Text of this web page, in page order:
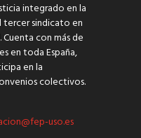
integrado en la
tercer sindicato en
con más de
en toda España,
en la
colectivos.
uso.es